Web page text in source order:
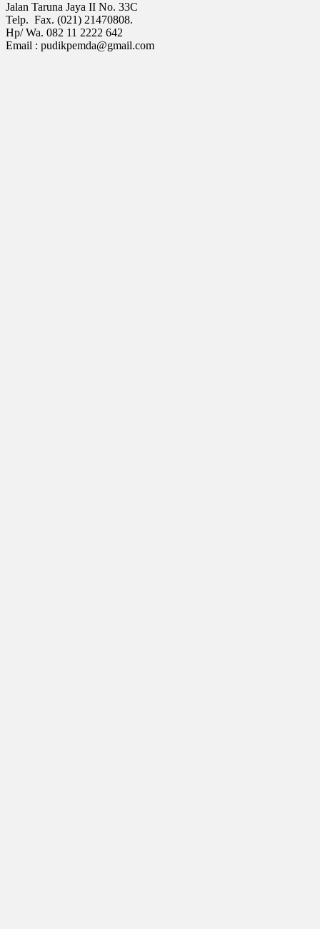
Jalan Taruna Jaya II No. 33C
Telp. Fax. (021) 21470808.
Hp/ Wa. 082 11 2222 642
Email : pudikpemda@gmail.com